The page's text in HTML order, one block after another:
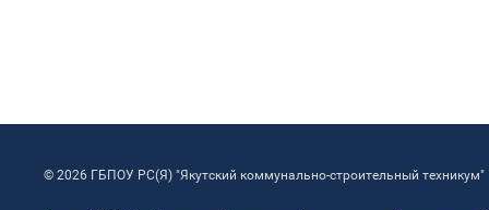
© 2026 ГБПОУ РС(Я) "Якутский коммунально-строительный техникум"